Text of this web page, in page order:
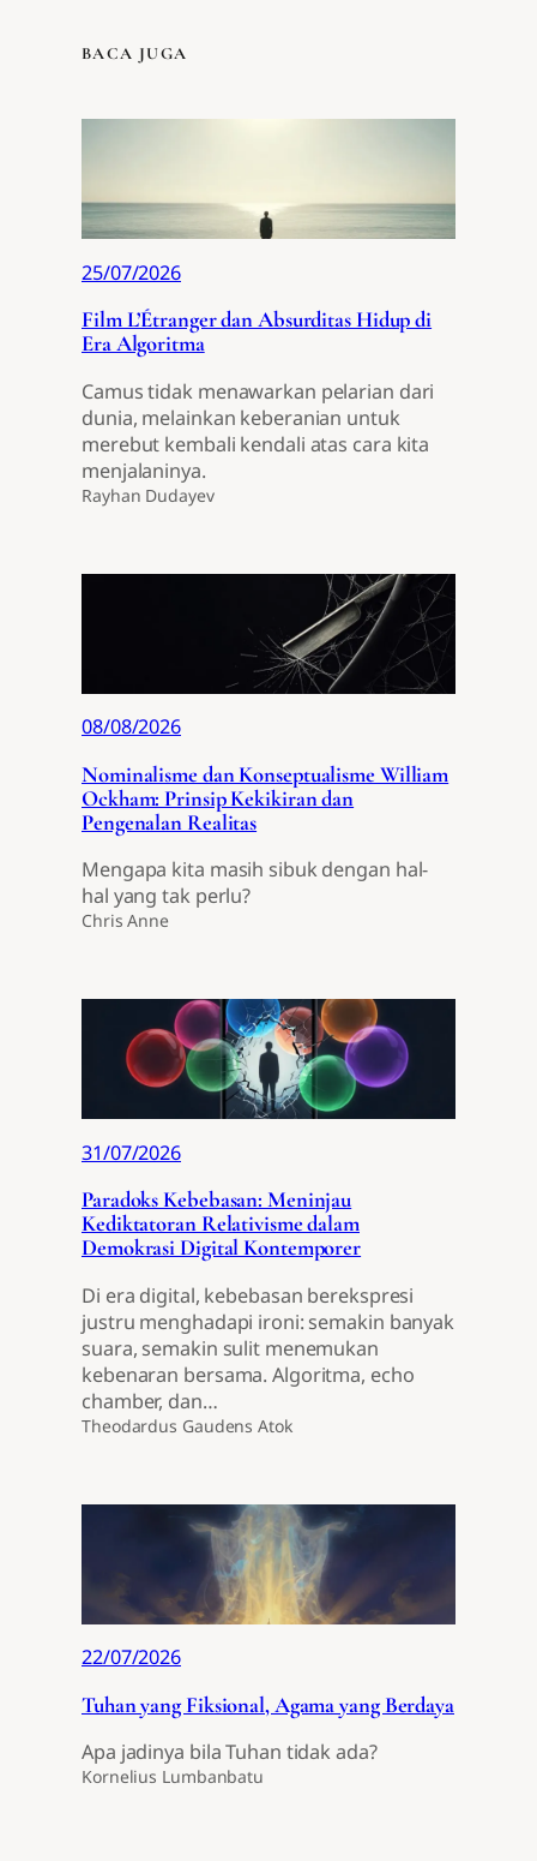
BACA JUGA
25/07/2026
Film L’Étranger dan Absurditas Hidup di
Era Algoritma
Camus tidak menawarkan pelarian dari
dunia, melainkan keberanian untuk
merebut kembali kendali atas cara kita
menjalaninya.
Rayhan Dudayev
08/08/2026
Nominalisme dan Konseptualisme William
Ockham: Prinsip Kekikiran dan
Pengenalan Realitas
Mengapa kita masih sibuk dengan hal-
hal yang tak perlu?
Chris Anne
31/07/2026
Paradoks Kebebasan: Meninjau
Kediktatoran Relativisme dalam
Demokrasi Digital Kontemporer
Di era digital, kebebasan berekspresi
justru menghadapi ironi: semakin banyak
suara, semakin sulit menemukan
kebenaran bersama. Algoritma, echo
chamber, dan…
Theodardus Gaudens Atok
22/07/2026
Tuhan yang Fiksional, Agama yang Berdaya
Apa jadinya bila Tuhan tidak ada?
Kornelius Lumbanbatu